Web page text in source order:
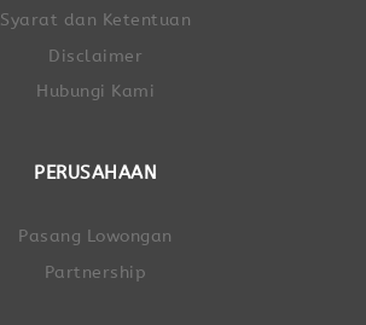
Syarat dan Ketentuan
Disclaimer
Hubungi Kami
PERUSAHAAN
Pasang Lowongan
Partnership